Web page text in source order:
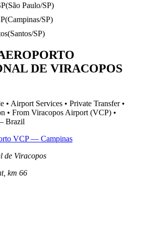
(São Paulo/SP)
(Campinas/SP)
(Santos/SP)
DE VIRACOPOS
• Airport Services • Private Transfer •
• From Viracopos Airport (VCP) •
Brazil
VCP — Campinas
de Viracopos
km 66